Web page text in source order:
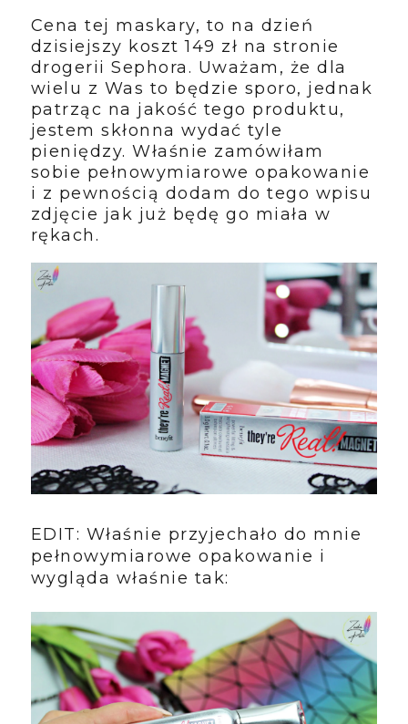
Cena tej maskary, to na dzień
dzisiejszy koszt 149 zł na stronie
drogerii Sephora. Uważam, że dla
wielu z Was to będzie sporo, jednak
patrząc na jakość tego produktu,
jestem skłonna wydać tyle
pieniędzy. Właśnie zamówiłam
sobie pełnowymiarowe opakowanie
i z pewnością dodam do tego wpisu
zdjęcie jak już będę go miała w
rękach.
EDIT: Właśnie przyjechało do mnie
pełnowymiarowe opakowanie i
wygląda właśnie tak: